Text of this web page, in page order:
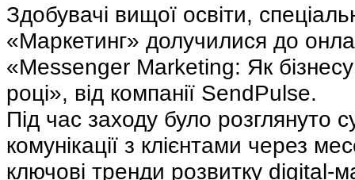
Здобувачі вищої освіти,
«Маркетинг» долучилися до
«Messenger Marketing: Як
році», від компанії SendPulse.
Під час заходу було розглянуто
комунікації з клієнтами через
ключові тренди розвитку digital-